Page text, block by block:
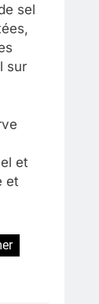
sel
sur
et
et